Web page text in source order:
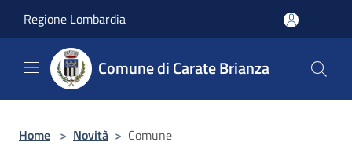
Regione Lombardia
Comune di Carate Brianza
Home > Novità > Comune